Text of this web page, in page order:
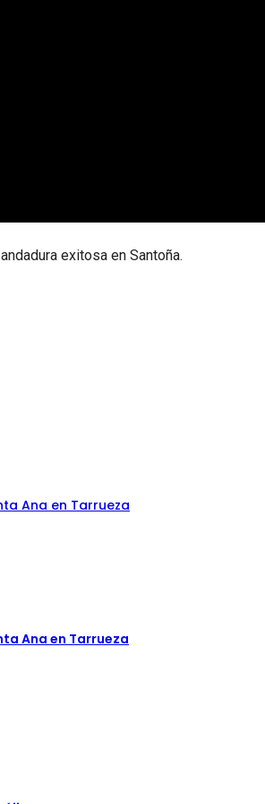
exitosa en Santoña.
Ana en Tarrueza
Ana en Tarrueza